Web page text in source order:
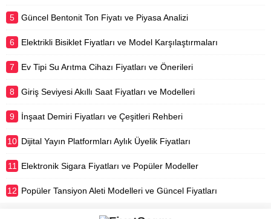
5 Güncel Bentonit Ton Fiyatı ve Piyasa Analizi
6 Elektrikli Bisiklet Fiyatları ve Model Karşılaştırmaları
7 Ev Tipi Su Arıtma Cihazı Fiyatları ve Önerileri
8 Giriş Seviyesi Akıllı Saat Fiyatları ve Modelleri
9 İnşaat Demiri Fiyatları ve Çeşitleri Rehberi
10 Dijital Yayın Platformları Aylık Üyelik Fiyatları
11 Elektronik Sigara Fiyatları ve Popüler Modeller
12 Popüler Tansiyon Aleti Modelleri ve Güncel Fiyatları